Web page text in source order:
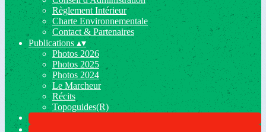
Règlement Intérieur
Charte Environnementale
Contact & Partenaires
Publications ▴▾
Photos 2026
Photos 2025
Photos 2024
Le Marcheur
Récits
Topoguides(R)